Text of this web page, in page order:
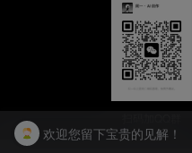
欢迎您留下宝贵的见解！